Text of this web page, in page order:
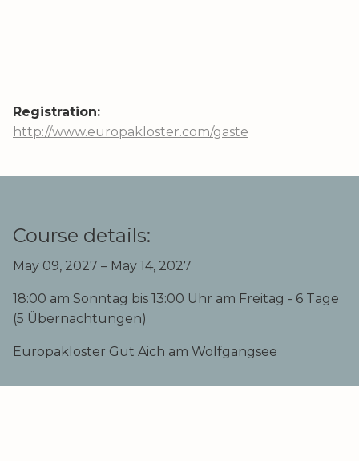
Registration:
http://www.europakloster.com/gäste
Course details:
May 09, 2027 – May 14, 2027
18:00 am Sonntag bis 13:00 Uhr am Freitag - 6 Tage
(5 Übernachtungen)
Europakloster Gut Aich am Wolfgangsee